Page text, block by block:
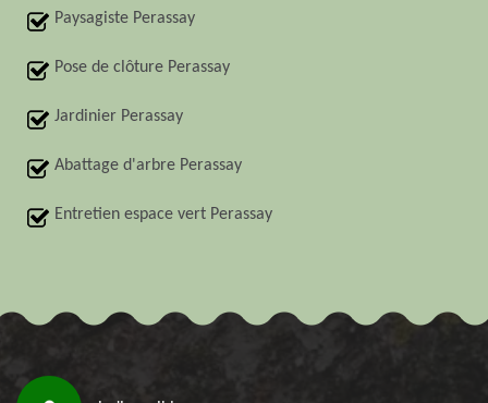
Paysagiste Perassay
Pose de clôture Perassay
Jardinier Perassay
Abattage d'arbre Perassay
Entretien espace vert Perassay